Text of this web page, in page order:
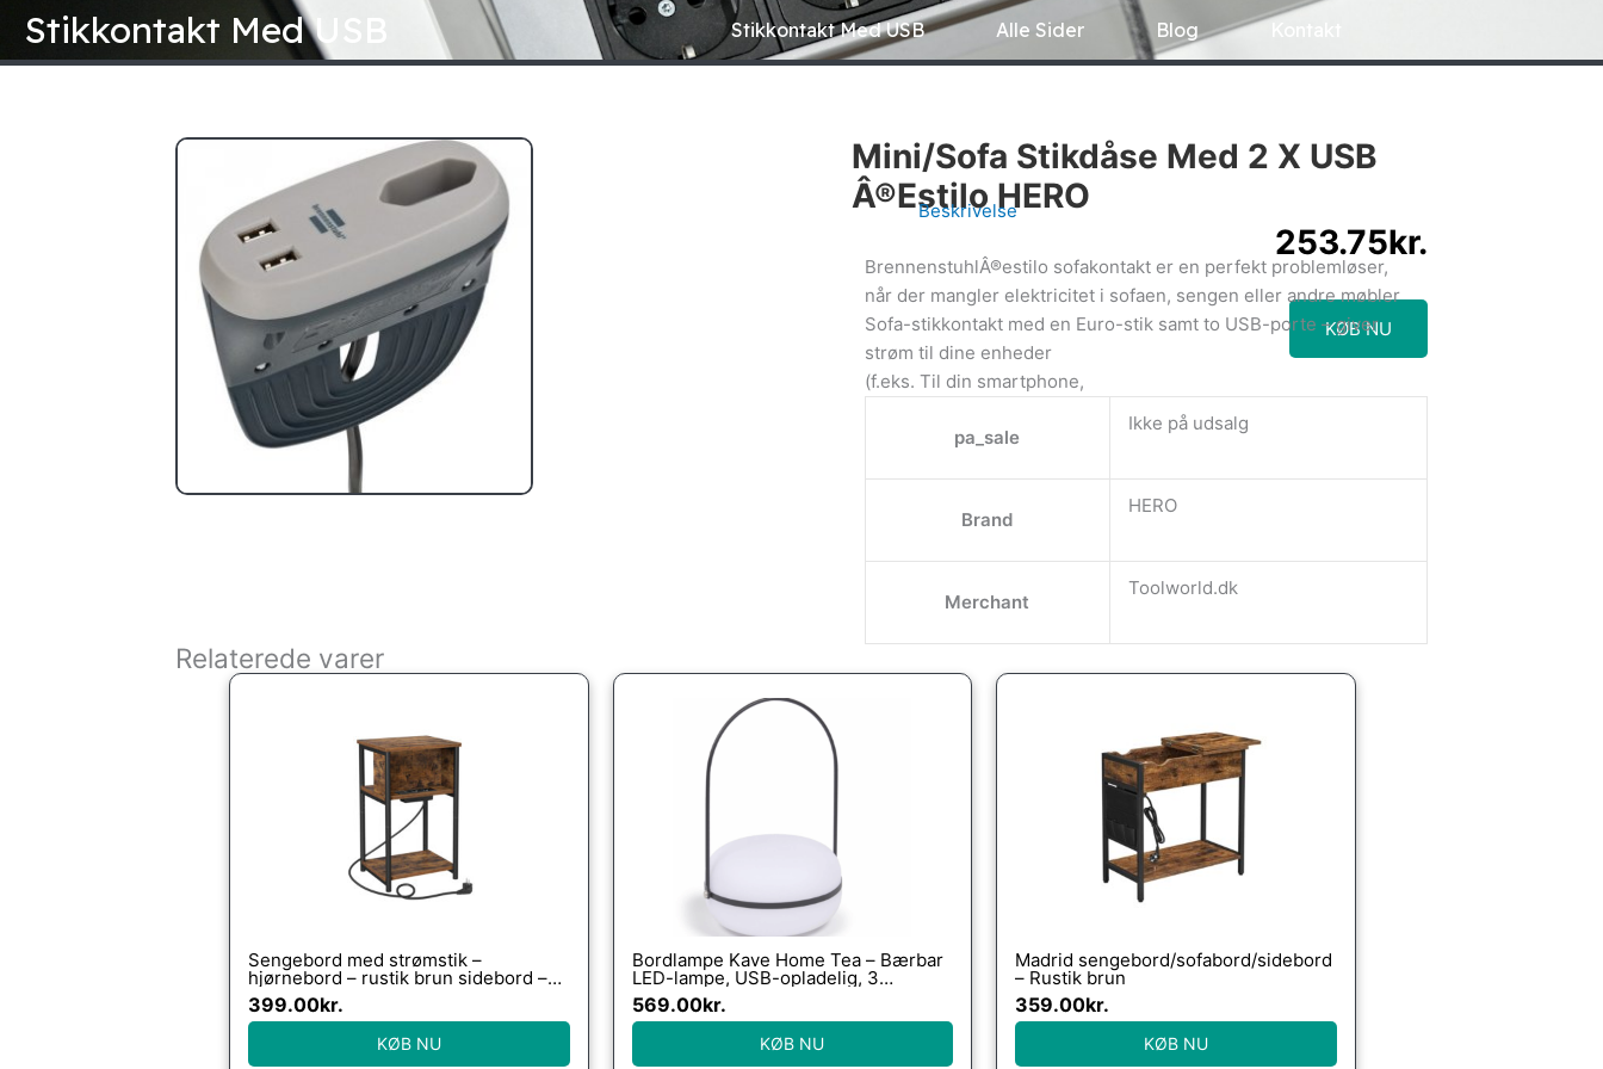
indholdet
Stikkontakt Med USB Stikkontakt Med USB Alle Sider Blog
Mini/sofa Stikdåse Med 2 X USB
Â®estilo HERO
253.75kr.
KØB NU
Beskrivelse
BrennenstuhlÂ®estilo sofakontakt er en perfekt problemløser,
når der mangler elektricitet i sofaen, sengen eller andre møbler
Sofa-stikkontakt med en Euro-stik samt to USB-porte – giver
strøm til dine enheder
(f.eks. Til din smartphone,
pa_sale
Ikke på udsalg
Brand
HERO
Merchant
Toolworld.dk
Relaterede varer
Sengebord med strømstik –
hjørnebord – rustik brun sidebord –
Borde > Sideborde – Daily-Living
399.00kr.
KØB NU
Bordlampe Kave Home Tea – Bærbar
LED-lampe, USB-opladelig, 3
lysniveauer, Sort
569.00kr.
KØB NU
Madrid sengebord/sofabord/sidebord
– Rustik brun
359.00kr.
KØB NU